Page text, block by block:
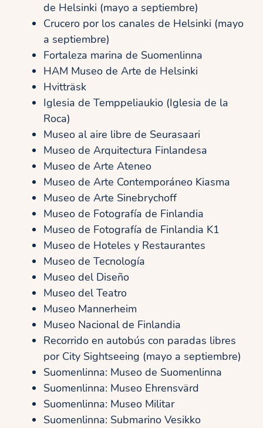
de Helsinki (mayo a septiembre)
Crucero por los canales de Helsinki (mayo
a septiembre)
Fortaleza marina de Suomenlinna
HAM Museo de Arte de Helsinki
Hvitträsk
Iglesia de Temppeliaukio (Iglesia de la
Roca)
Museo al aire libre de Seurasaari
Museo de Arquitectura Finlandesa
Museo de Arte Ateneo
Museo de Arte Contemporáneo Kiasma
Museo de Arte Sinebrychoff
Museo de Fotografía de Finlandia
Museo de Fotografía de Finlandia K1
Museo de Hoteles y Restaurantes
Museo de Tecnología
Museo del Diseño
Museo del Teatro
Museo Mannerheim
Museo Nacional de Finlandia
Recorrido en autobús con paradas libres
por City Sightseeing (mayo a septiembre)
Suomenlinna: Museo de Suomenlinna
Suomenlinna: Museo Ehrensvärd
Suomenlinna: Museo Militar
Suomenlinna: Submarino Vesikko